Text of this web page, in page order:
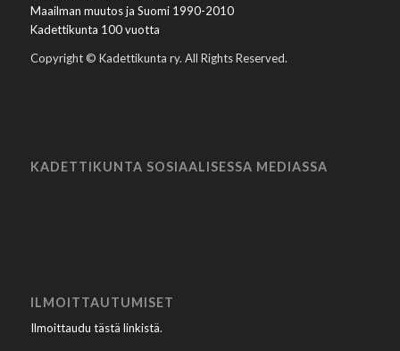
Maailman muutos ja Suomi 1990-2010
Kadettikunta 100 vuotta
Copyright © Kadettikunta ry. All Rights Reserved.
KADETTIKUNTA SOSIAALISESSA MEDIASSA
ILMOITTAUTUMISET
Ilmoittaudu tästä linkistä.